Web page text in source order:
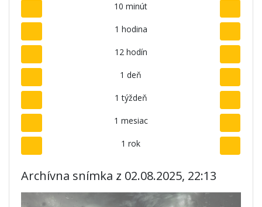
10 minút
1 hodina
12 hodín
1 deň
1 týždeň
1 mesiac
1 rok
Archívna snímka z 02.08.2025, 22:13